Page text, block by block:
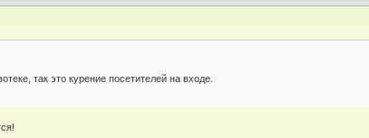
так это курение посетителей на входе.